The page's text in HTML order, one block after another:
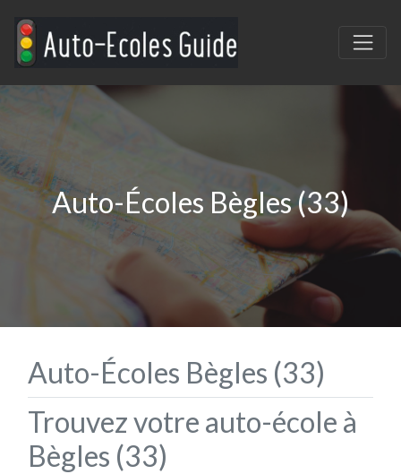
Auto-Écoles Bègles (33)
Auto-Écoles Bègles (33)
Trouvez votre auto-école à
Bègles (33)